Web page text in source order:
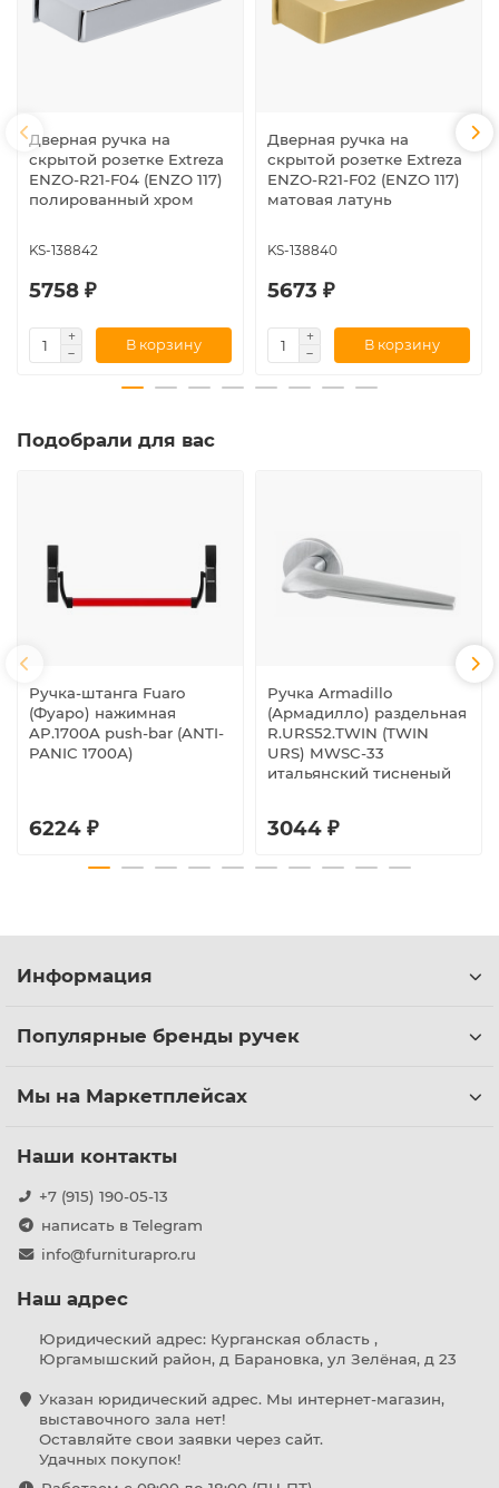
Дверная ручка на
скрытой розетке Extreza
ENZO-R21-F04 (ENZO 117)
полированный хром
KS-138842
5758 ₽
В корзину
Дверная ручка на
скрытой розетке Extreza
ENZO-R21-F02 (ENZO 117)
матовая латунь
KS-138840
5673 ₽
В корзину
Подобрали для вас
Ручка-штанга Fuaro
(Фуаро) нажимная
AP.1700A push-bar (ANTI-
PANIC 1700А)
6224 ₽
Ручка Armadillo
(Армадилло) раздельная
R.URS52.TWIN (TWIN
URS) MWSC-33
итальянский тисненый
3044 ₽
Информация
Популярные бренды ручек
Мы на Маркетплейсах
Наши контакты
+7 (915) 190-05-13
написать в Telegram
info@furniturapro.ru
Наш адрес
Юридический адрес: Курганская область ,
Юргамышский район, д Барановка, ул Зелёная, д 23
Указан юридический адрес. Мы интернет-магазин,
выставочного зала нет!
Оставляйте свои заявки через сайт.
Удачных покупок!